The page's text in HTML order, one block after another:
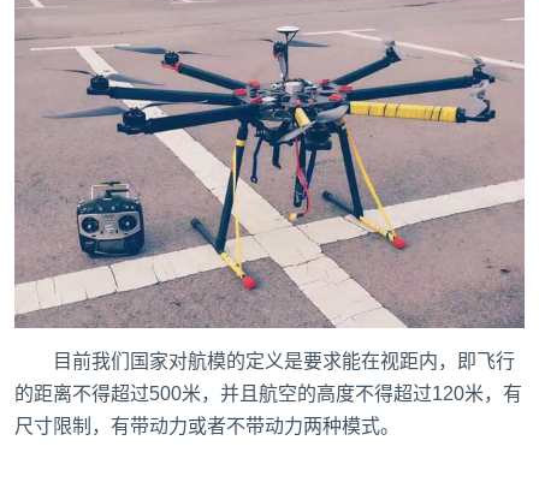
目前我们国家对航模的定义是要求能在视距内，即飞行
的距离不得超过500米，并且航空的高度不得超过120米，有
尺寸限制，有带动力或者不带动力两种模式。